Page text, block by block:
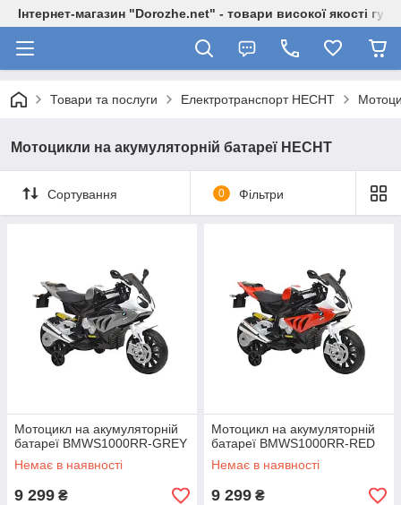
Інтернет-магазин "Dorozhe.net" - товари високої якості
Товари та послуги Електротранспорт HECHT
Мотоцикли на акумуляторній батареї HECHT
Сортування 0 Фільтри
Мотоцикл на акумуляторній
батареї BMWS1000RR-GREY
Немає в наявності
9 299 ₴
Мотоцикл на акумуляторній
батареї BMWS1000RR-RED
Немає в наявності
9 299 ₴